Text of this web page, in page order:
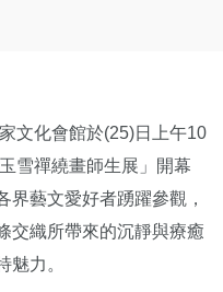
文化會館於(25)日上午10
雪禪繞畫師生展」開幕
界藝文愛好者踴躍參觀，
交織所帶來的沉靜與療癒
魅力。